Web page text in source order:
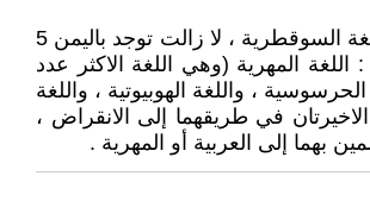
●-;- رابعا : عدا اللغة السوقطرية ، لا زالت توجد باليمن 5
المهرية (وهي اللغة الاكثر عدد
، واللغة الهوبيوتية ، واللغة
في طريقهما إلى الانقراض ،
بهما إلى العربية أو المهرية .